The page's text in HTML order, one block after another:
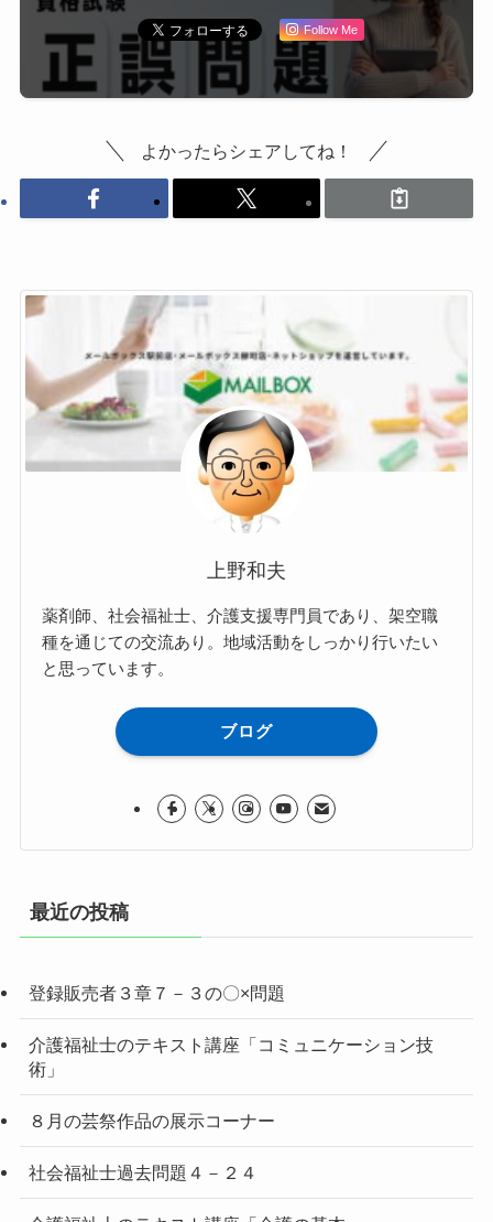
Follow Me
よかったらシェアしてね！
上野和夫
薬剤師、社会福祉士、介護支援専門員であり、架空職
種を通じての交流あり。地域活動をしっかり行いたい
と思っています。
ブログ
最近の投稿
登録販売者３章７－３の〇×問題
介護福祉士のテキスト講座「コミュニケーション技
術」
８月の芸祭作品の展示コーナー
社会福祉士過去問題４－２４